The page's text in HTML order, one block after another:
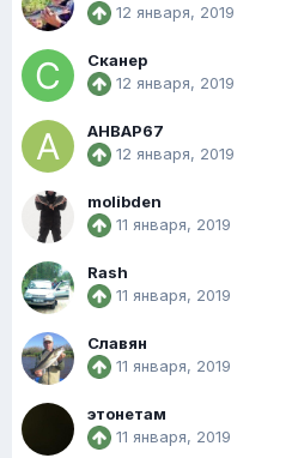
12 января, 2019
Сканер
12 января, 2019
АНВАР67
12 января, 2019
molibden
11 января, 2019
Rash
11 января, 2019
Славян
11 января, 2019
этонетам
11 января, 2019